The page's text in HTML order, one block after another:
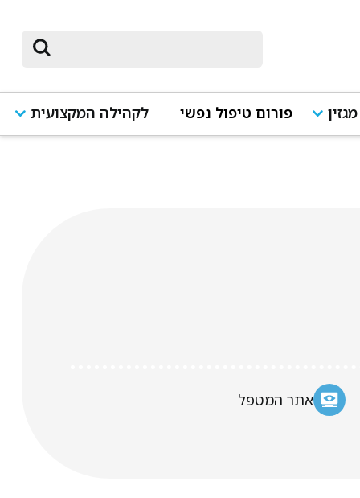
מגזין פורום טיפול נפשי לקהילה המקצועית
אתר המטפל